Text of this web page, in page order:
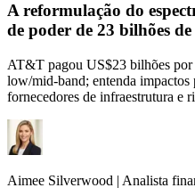
A reformulação do
de poder de 23 bilhões
AT&T pagou US$23 bilhões por
low/mid‑band; entenda impactos
fornecedores de infraestrutura e
Aimee Silverwood | Analista